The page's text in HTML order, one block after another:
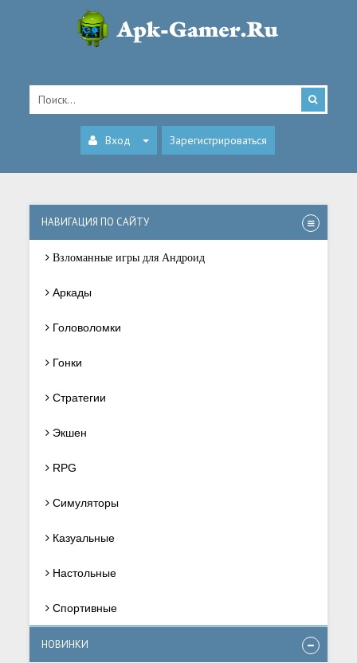
Вход Зарегистрироваться
НАВИГАЦИЯ ПО САЙТУ
Взломанные игры для Андроид
Аркады
Головоломки
Гонки
Стратегии
Экшен
RPG
Симуляторы
Казуальные
Настольные
Спортивные
НОВИНКИ